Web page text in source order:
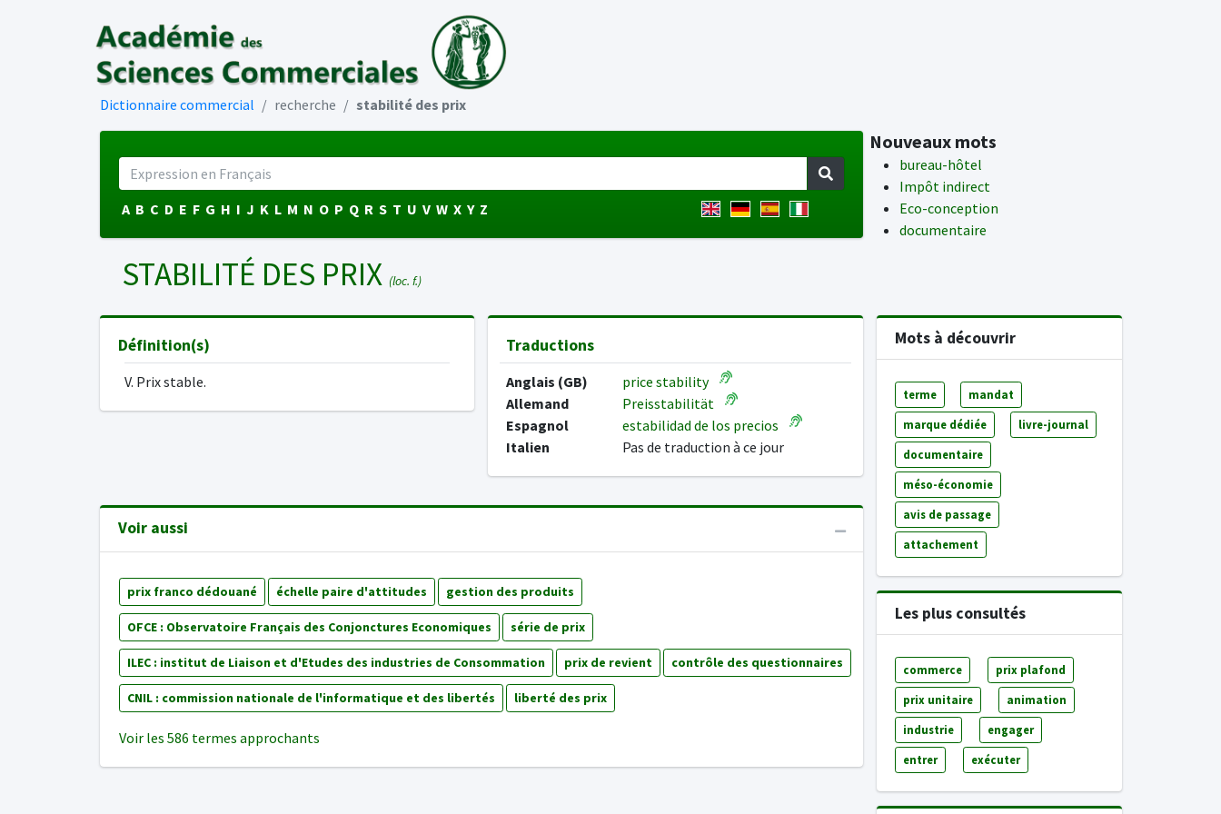
Dictionnaire commercial recherche stabilité des prix
A B C D E F G H I J K L M N O P Q R S T U V W X Y Z
Nouveaux mots
bureau-hôtel
Impôt indirect
Eco-conception
documentaire
STABILITÉ DES PRIX (loc. f.)
Définition(s)
V. Prix stable.
Traductions
Anglais (GB)
price stability
Allemand
Preisstabilität
Espagnol
estabilidad de los precios
Italien
Pas de traduction à ce jour
Voir aussi
prix franco dédouané échelle paire d'attitudes gestion des produits
OFCE : Observatoire Français des Conjonctures Economiques série de prix
ILEC : institut de Liaison et d'Etudes des industries de Consommation prix de revient contrôle des questionnaires
CNIL : commission nationale de l'informatique et des libertés liberté des prix
Voir les 586 termes approchants
Mots à découvrir
terme mandat
marque dédiée livre-journal
documentaire
méso-économie
avis de passage
attachement
Les plus consultés
commerce prix plafond
prix unitaire animation
industrie engager
entrer exécuter